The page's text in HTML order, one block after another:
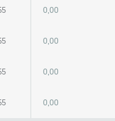
0,00
0,00
0,00
0,00